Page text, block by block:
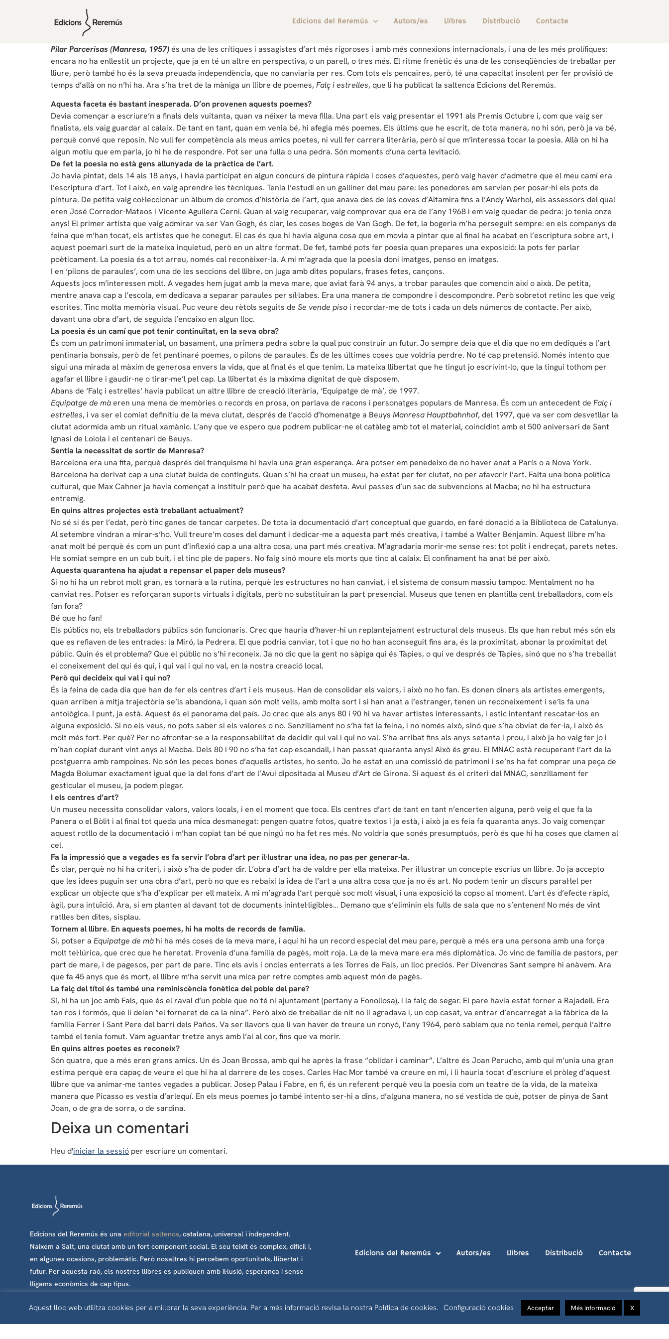
Edicions del Reremús Autors/es Llibres Distribució Contacte
Pilar Parcerisas (Manresa, 1957)és una de les crítiques i assagistes d’art més rigoroses i amb més connexions internacionals, i una de les més prolífiques:
encara no ha enllestit un projecte, que ja en té un altre en perspectiva, o un parell, o tres més. El ritme frenètic és una de les conseqüències de treballar per
lliure, però també ho és la seva preuada independència, que no canviaria per res. Com tots els pencaires, però, té una capacitat insolent per fer provisió de
temps d’allà on no n’hi ha. Ara s’ha tret de la màniga un llibre de poemes, Falç i estrelles, que li ha publicat la saltenca Edicions del Reremús.
Aquesta faceta és bastant inesperada. D’on provenen aquests poemes?
Devia començar a escriure’n a finals dels vuitanta, quan va néixer la meva filla. Una part els vaig presentar el 1991 als Premis Octubre i, com que vaig ser
finalista, els vaig guardar al calaix. De tant en tant, quan em venia bé, hi afegia més poemes. Els últims que he escrit, de tota manera, no hi són, però ja va bé,
perquè convé que reposin. No vull fer competència als meus amics poetes, ni vull fer carrera literària, però sí que m’interessa tocar la poesia. Allà on hi ha
algun motiu que em parla, jo hi he de respondre. Pot ser una fulla o una pedra. Són moments d’una certa levitació.
De fet la poesia no està gens allunyada de la pràctica de l’art.
Jo havia pintat, dels 14 als 18 anys, i havia participat en algun concurs de pintura ràpida i coses d’aquestes, però vaig haver d’admetre que el meu camí era
l’escriptura d’art. Tot i això, en vaig aprendre les tècniques. Tenia l’estudi en un galliner del meu pare: les ponedores em servien per posar-hi els pots de
pintura. De petita vaig col·leccionar un àlbum de cromos d’història de l’art, que anava des de les coves d’Altamira fins a l’Andy Warhol, els assessors del qual
eren José Corredor-Mateos i Vicente Aguilera Cerni. Quan el vaig recuperar, vaig comprovar que era de l’any 1968 i em vaig quedar de pedra: jo tenia onze
anys! El primer artista que vaig admirar va ser Van Gogh, és clar, les coses boges de Van Gogh. De fet, la bogeria m’ha perseguit sempre: en els companys de
feina que m’han tocat, els artistes que he conegut. El cas és que hi havia alguna cosa que em movia a pintar que al final ha acabat en l’escriptura sobre art, i
aquest poemari surt de la mateixa inquietud, però en un altre format. De fet, també pots fer poesia quan prepares una exposició: la pots fer parlar
poèticament. La poesia és a tot arreu, només cal reconèixer-la. A mi m’agrada que la poesia doni imatges, penso en imatges.
I en ‘pilons de paraules’, com una de les seccions del llibre, on juga amb dites populars, frases fetes, cançons.
Aquests jocs m’interessen molt. A vegades hem jugat amb la meva mare, que aviat farà 94 anys, a trobar paraules que comencin així o aixà. De petita,
mentre anava cap a l’escola, em dedicava a separar paraules per síl·labes. Era una manera de compondre i descompondre. Però sobretot retinc les que veig
escrites. Tinc molta memòria visual. Puc veure deu rètols seguits de Se vende piso i recordar-me de tots i cada un dels números de contacte. Per això,
davant una obra d’art, de seguida l’encaixo en algun lloc.
La poesia és un camí que pot tenir continuïtat, en la seva obra?
És com un patrimoni immaterial, un basament, una primera pedra sobre la qual puc construir un futur. Jo sempre deia que el dia que no em dediqués a l’art
pentinaria bonsais, però de fet pentinaré poemes, o pilons de paraules. És de les últimes coses que voldria perdre. No té cap pretensió. Només intento que
sigui una mirada al màxim de generosa envers la vida, que al final és el que tenim. La mateixa llibertat que he tingut jo escrivint-lo, que la tingui tothom per
agafar el llibre i gaudir-ne o tirar-me’l pel cap. La llibertat és la màxima dignitat de què disposem.
Abans de ‘Falç i estrelles’ havia publicat un altre llibre de creació literària, ‘Equipatge de mà’, de 1997.
Equipatge de màeren una mena de memòries o records en prosa, on parlava de racons i personatges populars de Manresa. És com un antecedent de Falç i
estrelles, i va ser el comiat definitiu de la meva ciutat, després de l’acció d’homenatge a Beuys Manresa Hauptbahnhof, del 1997, que va ser com desvetllar la
ciutat adormida amb un ritual xamànic. L’any que ve espero que podrem publicar-ne el catàleg amb tot el material, coincidint amb el 500 aniversari de Sant
Ignasi de Loiola i el centenari de Beuys.
Sentia la necessitat de sortir de Manresa?
Barcelona era una fita, perquè després del franquisme hi havia una gran esperança. Ara potser em penedeixo de no haver anat a París o a Nova York.
Barcelona ha derivat cap a una ciutat buida de continguts. Quan s’hi ha creat un museu, ha estat per fer ciutat, no per afavorir l’art. Falta una bona política
cultural, que Max Cahner ja havia començat a instituir però que ha acabat desfeta. Avui passes d’un sac de subvencions al Macba; no hi ha estructura
entremig.
En quins altres projectes està treballant actualment?
No sé si és per l’edat, però tinc ganes de tancar carpetes. De tota la documentació d’art conceptual que guardo, en faré donació a la Biblioteca de Catalunya.
Al setembre vindran a mirar-s’ho. Vull treure’m coses del damunt i dedicar-me a aquesta part més creativa, i també a Walter Benjamin. Aquest llibre m’ha
anat molt bé perquè és com un punt d’inflexió cap a una altra cosa, una part més creativa. M’agradaria morir-me sense res: tot polit i endreçat, parets netes.
He somiat sempre en un cub buit, i el tinc ple de papers. No faig sinó moure els morts que tinc al calaix. El confinament ha anat bé per això.
Aquesta quarantena ha ajudat a repensar el paper dels museus?
Si no hi ha un rebrot molt gran, es tornarà a la rutina, perquè les estructures no han canviat, i el sistema de consum massiu tampoc. Mentalment no ha
canviat res. Potser es reforçaran suports virtuals i digitals, però no substituiran la part presencial. Museus que tenen en plantilla cent treballadors, com els
fan fora?
Bé que ho fan!
Els públics no, els treballadors públics són funcionaris. Crec que hauria d’haver-hi un replantejament estructural dels museus. Els que han rebut més són els
que es refiaven de les entrades: la Miró, la Pedrera. El que podria canviar, tot i que no ho han aconseguit fins ara, és la proximitat, abonar la proximitat del
públic. Quin és el problema? Que el públic no s’hi reconeix. Ja no dic que la gent no sàpiga qui és Tàpies, o qui ve després de Tàpies, sinó que no s’ha treballat
el coneixement del qui és qui, i qui val i qui no val, en la nostra creació local.
Però qui decideix qui val i qui no?
És la feina de cada dia que han de fer els centres d’art i els museus. Han de consolidar els valors, i això no ho fan. Es donen diners als artistes emergents,
quan arriben a mitja trajectòria se’ls abandona, i quan són molt vells, amb molta sort i si han anat a l’estranger, tenen un reconeixement i se’ls fa una
antològica. I punt, ja està. Aquest és el panorama del país. Jo crec que als anys 80 i 90 hi va haver artistes interessants, i estic intentant rescatar-los en
alguna exposició. Si no els veus, no pots saber si els valores o no. Senzillament no s’ha fet la feina, i no només això, sinó que s’ha obviat de fer-la, i això és
molt més fort. Per què? Per no afrontar-se a la responsabilitat de decidir qui val i qui no val. S’ha arribat fins als anys setanta i prou, i això ja ho vaig fer jo i
m’han copiat durant vint anys al Macba. Dels 80 i 90 no s’ha fet cap escandall, i han passat quaranta anys! Això és greu. El MNAC està recuperant l’art de la
postguerra amb rampoines. No són les peces bones d’aquells artistes, ho sento. Jo he estat en una comissió de patrimoni i se’ns ha fet comprar una peça de
Magda Bolumar exactament igual que la del fons d’art de l’Avui dipositada al Museu d’Art de Girona. Si aquest és el criteri del MNAC, senzillament fer
gesticular el museu, ja podem plegar.
I els centres d’art?
Un museu necessita consolidar valors, valors locals, i en el moment que toca. Els centres d’art de tant en tant n’encerten alguna, però veig el que fa la
Panera o el Bòlit i al final tot queda una mica desmanegat: pengen quatre fotos, quatre textos i ja està, i això ja es feia fa quaranta anys. Jo vaig començar
aquest rotllo de la documentació i m’han copiat tan bé que ningú no ha fet res més. No voldria que sonés presumptuós, però és que hi ha coses que clamen al
cel.
Fa la impressió que a vegades es fa servir l’obra d’art per il·lustrar una idea, no pas per generar-la.
És clar, perquè no hi ha criteri, i això s’ha de poder dir. L’obra d’art ha de valdre per ella mateixa. Per il·lustrar un concepte escrius un llibre. Jo ja accepto
que les idees puguin ser una obra d’art, però no que es rebaixi la idea de l’art a una altra cosa que ja no és art. No podem tenir un discurs paral·lel per
explicar un objecte que s’ha d’explicar per ell mateix. A mi m’agrada l’art perquè soc molt visual, i una exposició la copso al moment. L’art és d’efecte ràpid,
àgil, pura intuïció. Ara, si em planten al davant tot de documents inintel·ligibles… Demano que s’eliminin els fulls de sala que no s’entenen! No més de vint
ratlles ben dites, sisplau.
Tornem al llibre. En aquests poemes, hi ha molts de records de família.
Sí, potser a Equipatge de mà hi ha més coses de la meva mare, i aquí hi ha un record especial del meu pare, perquè a més era una persona amb una força
molt tel·lúrica, que crec que he heretat. Provenia d’una família de pagès, molt roja. La de la meva mare era més diplomàtica. Jo vinc de família de pastors, per
part de mare, i de pagesos, per part de pare. Tinc els avis i oncles enterrats a les Torres de Fals, un lloc preciós. Per Divendres Sant sempre hi anàvem. Ara
que fa 45 anys que és mort, el llibre m’ha servit una mica per retre comptes amb aquest món de pagès.
La falç del títol és també una reminiscència fonètica del poble del pare?
Sí, hi ha un joc amb Fals, que és el raval d’un poble que no té ni ajuntament (pertany a Fonollosa), i la falç de segar. El pare havia estat forner a Rajadell. Era
tan ros i formós, que li deien “el forneret de ca la nina”. Però això de treballar de nit no li agradava i, un cop casat, va entrar d’encarregat a la fàbrica de la
família Ferrer i Sant Pere del barri dels Paños. Va ser llavors que li van haver de treure un ronyó, l’any 1964, però sabíem que no tenia remei, perquè l’altre
també el tenia fomut. Vam aguantar tretze anys amb l’ai al cor, fins que va morir.
En quins altres poetes es reconeix?
Són quatre, que a més eren grans amics. Un és Joan Brossa, amb qui he après la frase “oblidar i caminar”. L’altre és Joan Perucho, amb qui m’unia una gran
estima perquè era capaç de veure el que hi ha al darrere de les coses. Carles Hac Mor també va creure en mi, i li hauria tocat d’escriure el pròleg d’aquest
llibre que va animar-me tantes vegades a publicar. Josep Palau i Fabre, en fi, és un referent perquè veu la poesia com un teatre de la vida, de la mateixa
manera que Picasso es vestia d’arlequí. En els meus poemes jo també intento ser-hi a dins, d’alguna manera, no sé vestida de què, potser de pinya de Sant
Joan, o de gra de sorra, o de sardina.
Deixa un comentari
Heu d'iniciar la sessió per escriure un comentari.
Edicions del Reremús és una editorial saltenca, catalana, universal i independent.
Naixem a Salt, una ciutat amb un fort component social. El seu teixit és complex, difícil i,
en algunes ocasions, problemàtic. Però nosaltres hi percebem oportunitats, llibertat i
futur. Per aquesta raó, els nostres llibres es publiquen amb il·lusió, esperança i sense
lligams econòmics de cap tipus.
Edicions del Reremús Autors/es Llibres Distribució Contacte
Aquest lloc web utilitza cookies per a millorar la seva experiència. Per a més informació revisa la nostra Política de cookies. Configuració cookies Acceptar Més informació X